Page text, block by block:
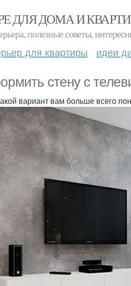
ДЛЯ ДОМА И
полезные советы,
для квартиры идеи
стену с
вариант вам больше всего